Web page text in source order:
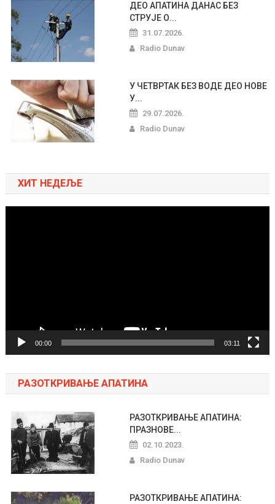
ДЕО АПАТИНА ДАНАС БЕЗ
СТРУЈЕ О...
31.07.2026.
Radio Dunav
У ЧЕТВРТАК БЕЗ ВОДЕ ДЕО НОВЕ
У...
29.07.2026.
Radio Dunav
ХИТ НЕДЕЉЕ
00:00 03:11
РАЗОТКРИВАЊЕ АПАТИНА
РАЗОТКРИВАЊЕ АПАТИНА:
ПРАЗНОВЕ...
02.10.2023.
Radio Dunav
РАЗОТКРИВАЊЕ АПАТИНА: